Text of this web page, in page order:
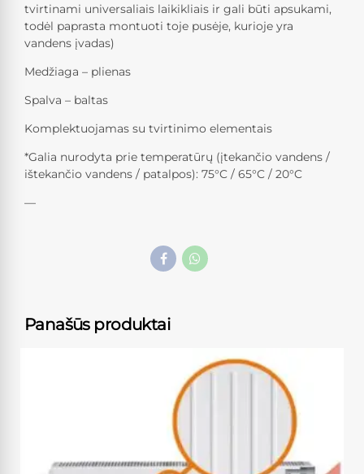
tvirtinami universaliais laikikliais ir gali būti apsukami,
todėl paprasta montuoti toje pusėje, kurioje yra
vandens įvadas)
Medžiaga – plienas
Spalva – baltas
Komplektuojamas su tvirtinimo elementais
*Galia nurodyta prie temperatūrų (įtekančio vandens /
ištekančio vandens / patalpos): 75°C / 65°C / 20°C
—
Panašūs produktai